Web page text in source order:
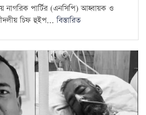
নাগরিক পার্টির (এনসিপি) আহ্বায়ক ও
চিফ হুইপ...বিস্তারিত